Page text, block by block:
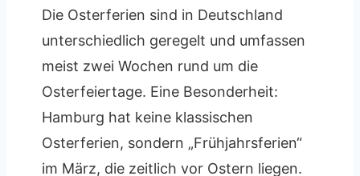
Die Osterferien sind in Deutschland
unterschiedlich geregelt und umfassen
meist zwei Wochen rund um die
Osterfeiertage. Eine Besonderheit:
Hamburg hat keine klassischen
Osterferien, sondern „Frühjahrsferien“
im März, die zeitlich vor Ostern liegen.